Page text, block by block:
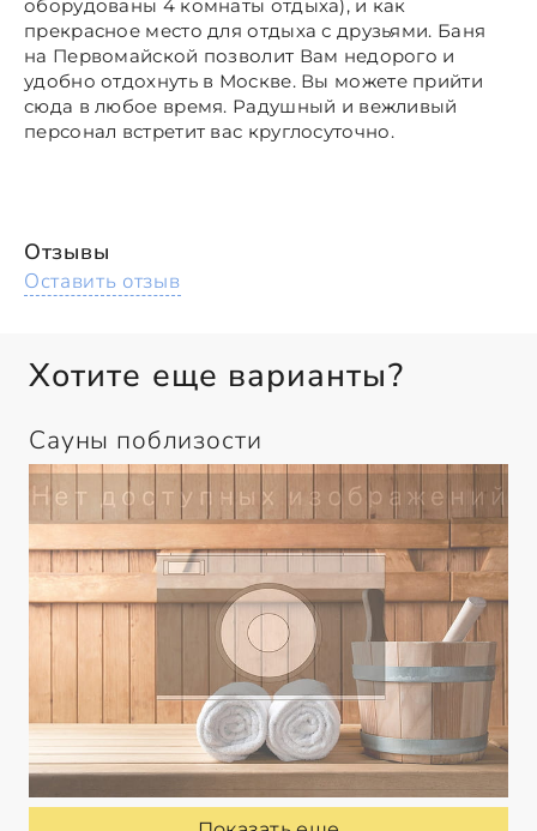
оборудованы 4 комнаты отдыха), и как
прекрасное место для отдыха с друзьями. Баня
на Первомайской позволит Вам недорого и
удобно отдохнуть в Москве. Вы можете прийти
сюда в любое время. Радушный и вежливый
персонал встретит вас круглосуточно.
Отзывы
Оставить отзыв
Хотите еще варианты?
Сауны поблизости